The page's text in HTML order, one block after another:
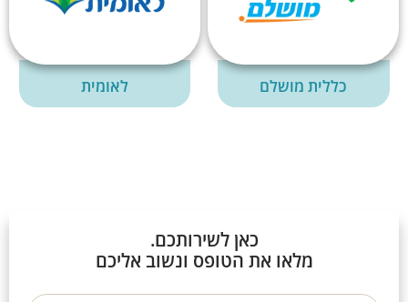
כללית מושלם לאומית
כאן לשירותכם.
מלאו את הטופס ונשוב אליכם